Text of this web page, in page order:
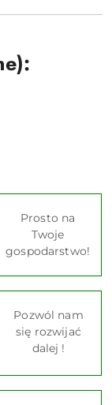
Prosto na
Twoje
gospodarstwo!
Pozwól nam
się rozwijać
dalej !